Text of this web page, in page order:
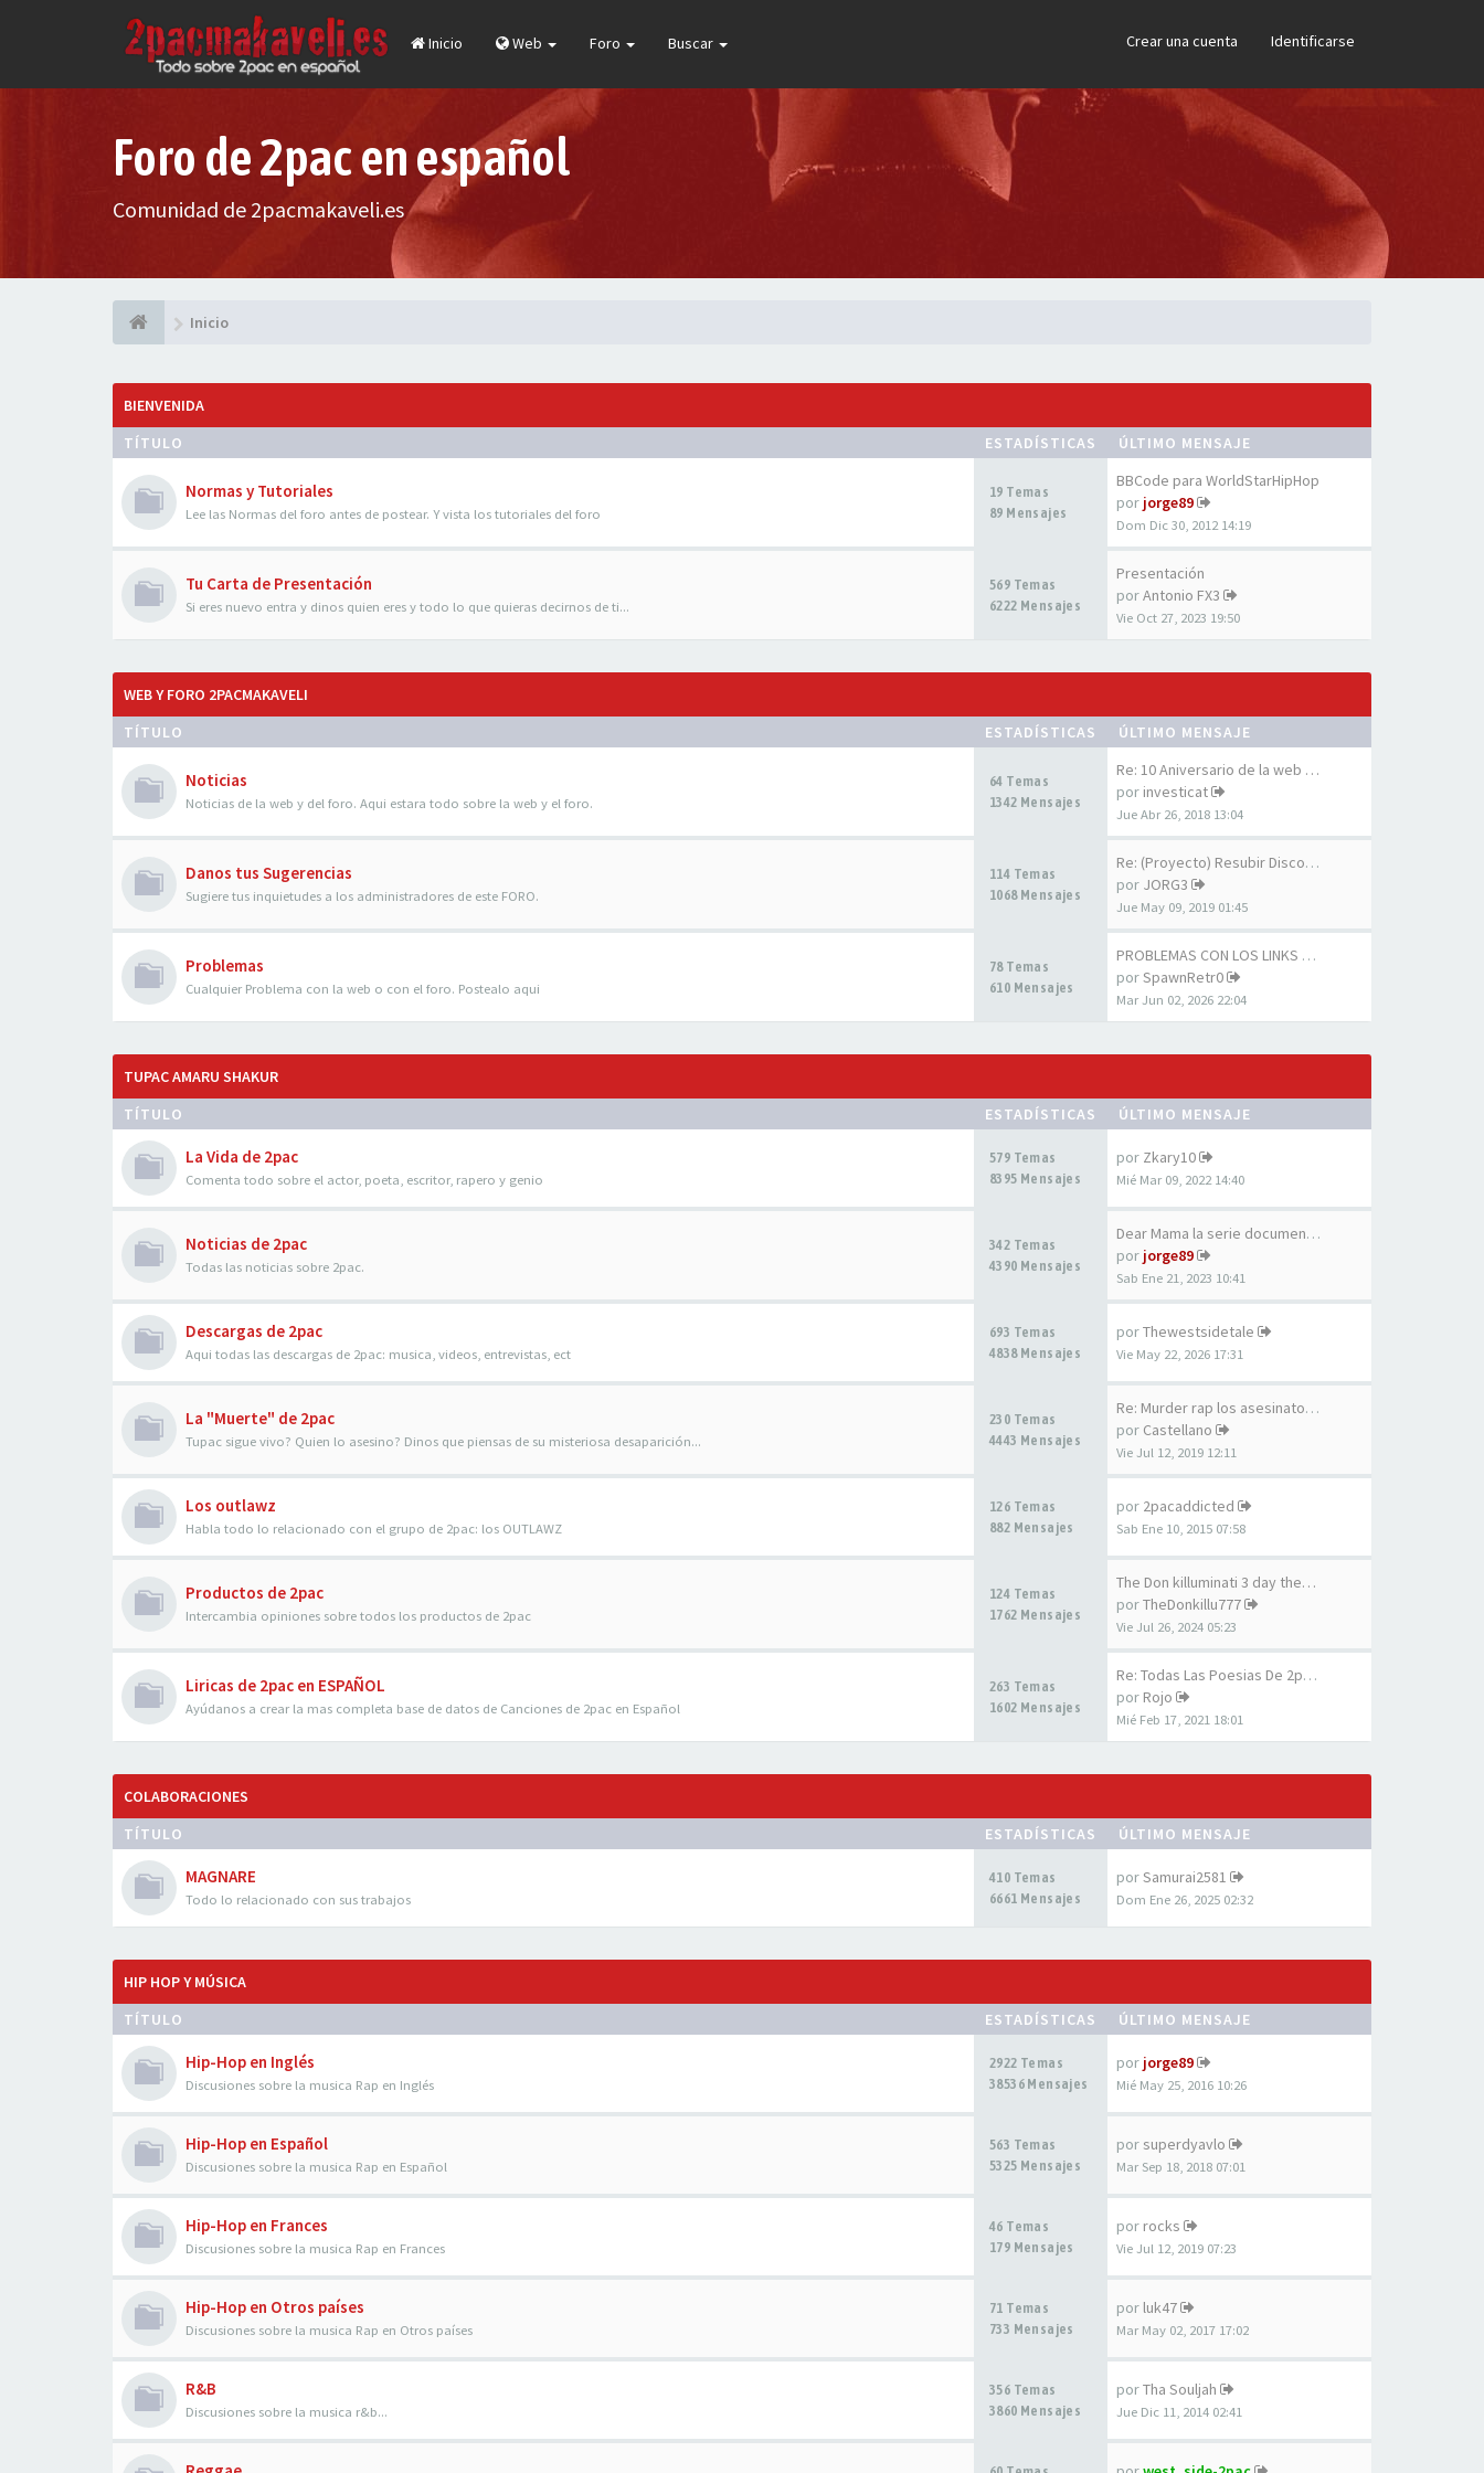
Inicio Web Foro Buscar Crear una cuenta Identificarse
Foro de 2pac en español
Comunidad de 2pacmakaveli.es
Inicio
BIENVENIDA
TÍTULO
ESTADÍSTICAS ÚLTIMO MENSAJE
Normas y Tutoriales
Lee las Normas del foro antes de postear. Y vista los tutoriales del foro
19 Temas
89 Mensajes
BBCode para WorldStarHipHop
por jorge89
Dom Dic 30, 2012 14:19
Tu Carta de Presentación
Si eres nuevo entra y dinos quien eres y todo lo que quieras decirnos de ti...
569 Temas
6222 Mensajes
Presentación
porAntonio FX3
Vie Oct 27, 2023 19:50
WEB Y FORO 2PACMAKAVELI
TÍTULO
ESTADÍSTICAS ÚLTIMO MENSAJE
Noticias
Noticias de la web y del foro. Aqui estara todo sobre la web y el foro.
64 Temas
1342 Mensajes
Re: 10 Aniversario de la web …
por investicat
Jue Abr 26, 2018 13:04
Danos tus Sugerencias
Sugiere tus inquietudes a los administradores de este FORO.
114 Temas
1068 Mensajes
Re: (Proyecto) Resubir Discos…
por JORG3
Jue May 09, 2019 01:45
Problemas
Cualquier Problema con la web o con el foro. Postealo aqui
78 Temas
610 Mensajes
PROBLEMAS CON LOS LINKS DE LA…
porSpawnRetr0
Mar Jun 02, 2026 22:04
TUPAC AMARU SHAKUR
TÍTULO
ESTADÍSTICAS ÚLTIMO MENSAJE
La Vida de 2pac
Comenta todo sobre el actor, poeta, escritor, rapero y genio
579 Temas
8395 Mensajes
por Zkary10
Mié Mar 09, 2022 14:40
Noticias de 2pac
Todas las noticias sobre 2pac.
342 Temas
4390 Mensajes
Dear Mama la serie documental…
por jorge89
Sab Ene 21, 2023 10:41
Descargas de 2pac
Aqui todas las descargas de 2pac: musica, videos, entrevistas, ect
693 Temas
4838 Mensajes
porThewestsidetale
Vie May 22, 2026 17:31
La "Muerte" de 2pac
Tupac sigue vivo? Quien lo asesino? Dinos que piensas de su misteriosa desaparición...
230 Temas
4443 Mensajes
Re: Murder rap los asesinatos…
por Castellano
Vie Jul 12, 2019 12:11
Los outlawz
Habla todo lo relacionado con el grupo de 2pac: los OUTLAWZ
126 Temas
882 Mensajes
por 2pacaddicted
Sab Ene 10, 2015 07:58
Productos de 2pac
Intercambia opiniones sobre todos los productos de 2pac
124 Temas
1762 Mensajes
The Don killuminati 3 day the…
porTheDonkillu777
Vie Jul 26, 2024 05:23
Liricas de 2pac en ESPAÑOL
Ayúdanos a crear la mas completa base de datos de Canciones de 2pac en Español
263 Temas
1602 Mensajes
Re: Todas Las Poesias De 2pac…
por Rojo
Mié Feb 17, 2021 18:01
COLABORACIONES
TÍTULO
ESTADÍSTICAS ÚLTIMO MENSAJE
MAGNARE
Todo lo relacionado con sus trabajos
410 Temas
6661 Mensajes
porSamurai2581
Dom Ene 26, 2025 02:32
HIP HOP Y MÚSICA
TÍTULO
ESTADÍSTICAS ÚLTIMO MENSAJE
Hip-Hop en Inglés
Discusiones sobre la musica Rap en Inglés
2922 Temas
38536 Mensajes
por jorge89
Mié May 25, 2016 10:26
Hip-Hop en Español
Discusiones sobre la musica Rap en Español
563 Temas
5325 Mensajes
por superdyavlo
Mar Sep 18, 2018 07:01
Hip-Hop en Frances
Discusiones sobre la musica Rap en Frances
46 Temas
179 Mensajes
por rocks
Vie Jul 12, 2019 07:23
Hip-Hop en Otros países
Discusiones sobre la musica Rap en Otros países
71 Temas
733 Mensajes
por luk47
Mar May 02, 2017 17:02
R&B
Discusiones sobre la musica r&b...
356 Temas
3860 Mensajes
porTha Souljah
Jue Dic 11, 2014 02:41